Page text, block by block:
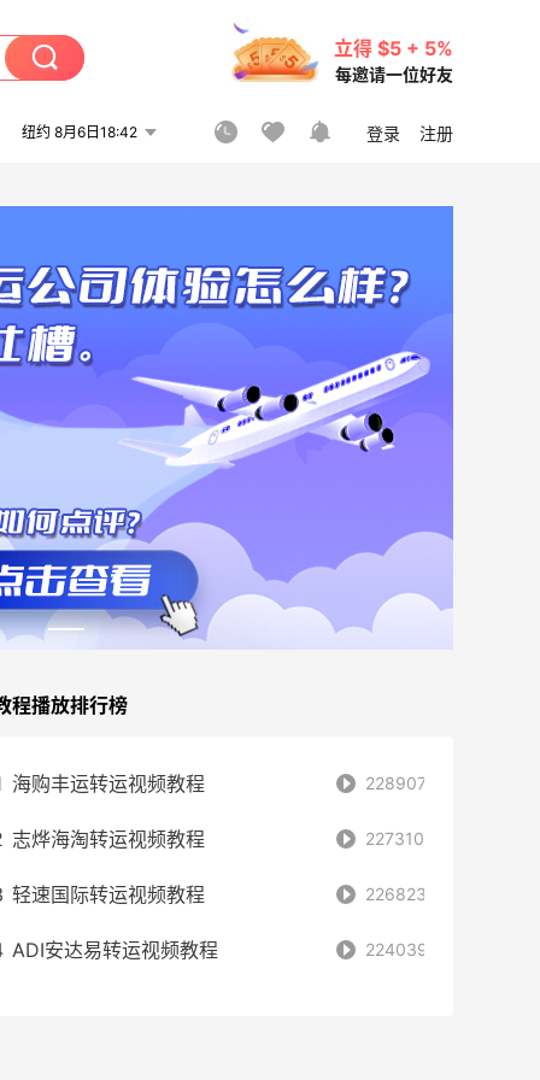
立得 $5 + 5%
每邀请一位好友
纽约 8月6日18:42 登录 注册
程播放排行榜
海购丰运转运视频教程 228907
志烨海淘转运视频教程 227310
轻速国际转运视频教程 226823
ADI安达易转运视频教程 224039